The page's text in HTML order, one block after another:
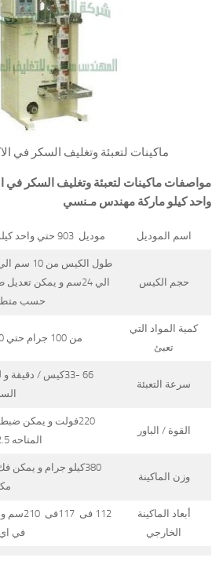
ماكينات لتعبئة وتغليف السكر في
مواصفات ماكينات لتعبئة وتغليف السكر في
واحد كيلو ماركة مهندس مـنسي
اسم الموديل موديل 903 حتي واحد كيلو ماركة المهندس منســي
حجم الكيس
الي 24سم و يمكن
حسب
كمية المواد التي
تعبئ
من 100 جرام حتي 1000 جرام واحد كيلو
سرعة التعبئة
66 -33كيس /
القوة / الباور
220فولت و يمكن
المتاحه 2.5 كيلو وات
وزن الماكينة
380كيلو جرام و يمكن
أبعاد الماكينة
الخارجي
112 فى
في